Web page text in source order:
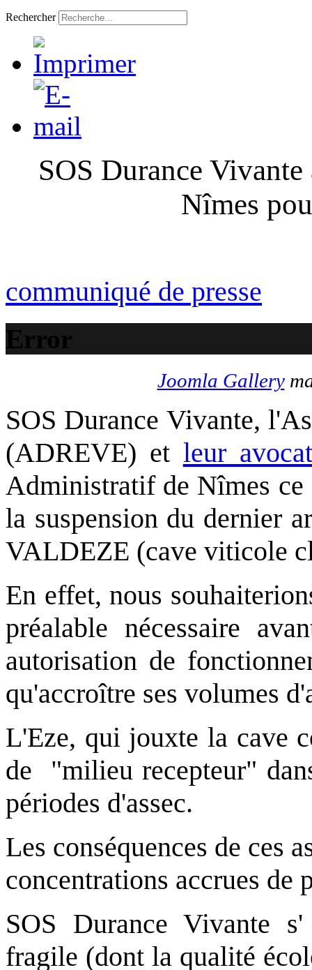
Rechercher
SOS Durance
Nîmes
communiqué de presse
Error
Joomla Gallery
SOS Durance Vivante,
(ADREVE) et leur
Administratif de Nîmes
la suspension du dernier
VALDEZE (cave viticole
En effet, nous
préalable nécessaire
autorisation de
qu'accroître ses volumes
L'Eze, qui jouxte la cave
de "milieu recepteur"
périodes d'assec.
Les conséquences de ces
concentrations accrues
SOS Durance Vivante
fragile (dont la qualité